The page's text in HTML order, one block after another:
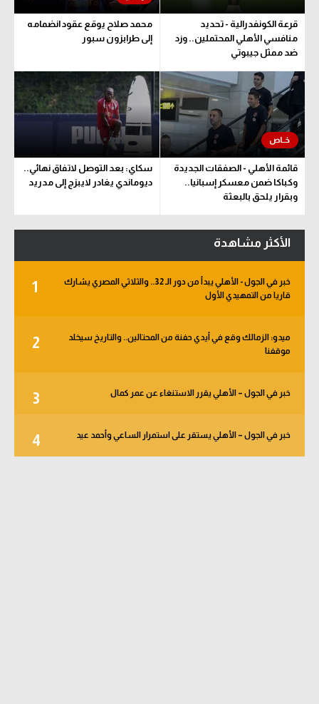
قرعة الكونفدرالية - تحديد
منافسي الأهلي المحتملين.. وزد
ضد ممثل جيبوتي
محمد صلاح يوقع عقود انضمامه
إلى طرابزون سبور
قائمة الأهلي - الصفقات الجديدة
وكباكا ضمن معسكر إسبانيا..
وبقرار يلحق بالبعثة
سكاي: بعد التوصل لاتفاق نهائي..
ديوماندي يغادر لايبزج إلى مدريد
الأكثر مشاهدة
1
خبر في الجول - الأهلي يبدأ من دور الـ 32.. والثلاثي المصري يشارك
قاريا من التمهيدي الأول
2
ميدو: الزمالك وقع في أيدي حفنة من المحتالين.. والتاريخ سيخلد
موقفنا
3 خبر في الجول – الأهلي يقرر الاستنغاء عن عمر كمال
4 خبر في الجول – الأهلي يستقر على استمرار الساعي وأحمد عيد